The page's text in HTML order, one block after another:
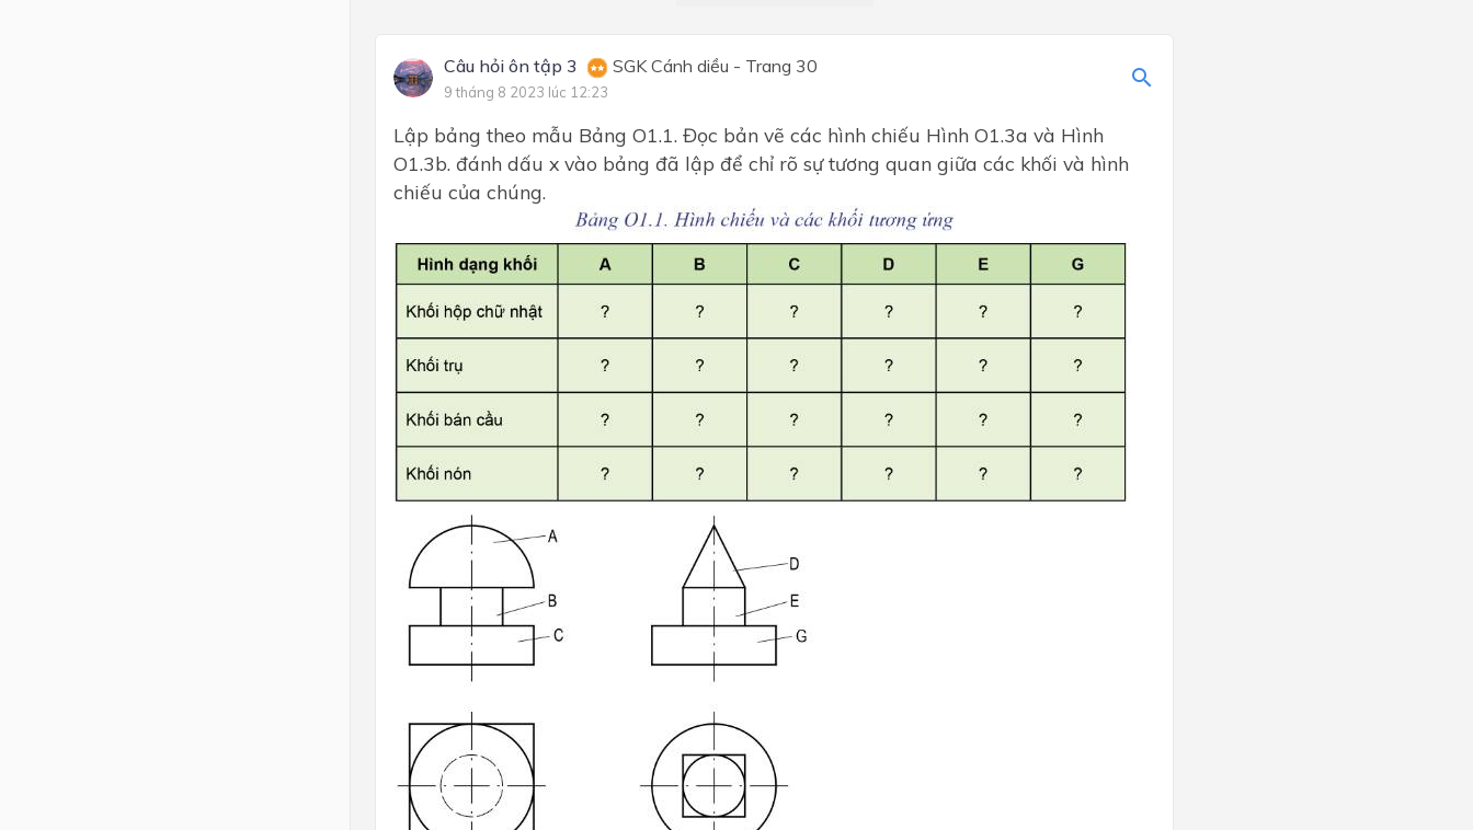
Câu hỏi ôn tập 3 SGK Cánh diều - Trang 30
9 tháng 8 2023 lúc 12:23
Lập bảng theo mẫu Bảng O1.1. Đọc bản vẽ các hình chiếu Hình O1.3a và Hình
O1.3b. đánh dấu x vào bảng đã lập để chỉ rõ sự tương quan giữa các khối và hình
chiếu của chúng.